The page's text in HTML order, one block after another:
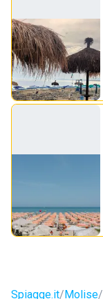
Spiagge.it Molise